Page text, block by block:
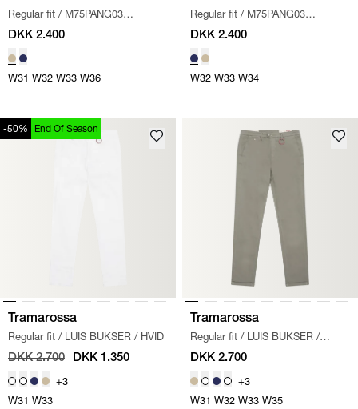
Regular fit / M75PANG03
TET0K007 BUKSER
DKK 2.400
W31 W32 W33 W36
Regular fit / M75PANG03
TET0K007 BUKSER
DKK 2.400
W32 W33 W34
-50% End Of Season
Tramarossa
Regular fit / LUIS BUKSER / HVID
DKK 2.700 DKK 1.350
+3
W31 W33
Tramarossa
Regular fit / LUIS BUKSER /
KHAKI
DKK 2.700
+3
W31 W32 W33 W35